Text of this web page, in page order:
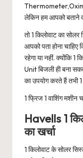
लेकिन हम आपको बताने
तो 1 किलोवाट का
आपको पता होना
रहेगा या नहीं. क्योंकि 1
Unit बिजली ही बना
का उपयोग करते हैं तभी
1 फ्रिज 1 वाशिंग मशीन
Havells 1
का खर्चा
1 किलोवाट के सोलर